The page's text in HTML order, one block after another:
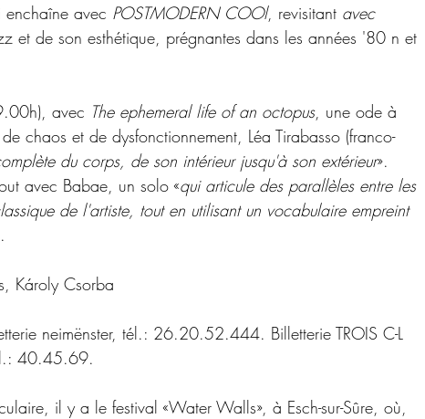
enchaîne avec POSTMODERN COOl, revisitant avec
et de son esthétique, prégnantes dans les années '80 n et
avec The ephemeral life of an octopus, une ode à
chaos et de dysfonctionnement, Léa Tirabasso (franco-
du corps, de son intérieur jusqu'à son extérieur».
avec Babae, un solo «qui articule des parallèles entre les
de l'artiste, tout en utilisant un vocabulaire empreint
Károly Csorba
neimënster, tél.: 26.20.52.444. Billetterie TROIS C-L
40.45.69.
il y a le festival «Water Walls», à Esch-sur-Sûre, où,